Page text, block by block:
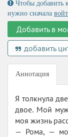
Чтобы добавить
нужно сначала
Добавить в
добавить
Аннотация
Я толкнула
двое. Мой
моя жизнь
— Рома, —